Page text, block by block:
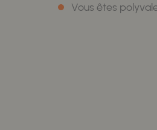
Vous êtes